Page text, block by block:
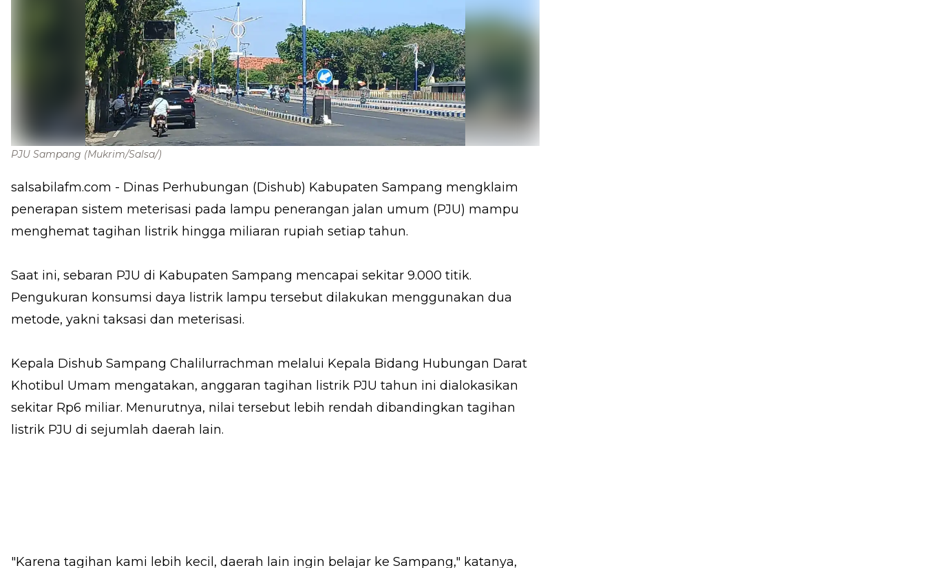
PJU Sampang (Mukrim/Salsa/)
salsabilafm.com - Dinas Perhubungan (Dishub) Kabupaten Sampang mengklaim
penerapan sistem meterisasi pada lampu penerangan jalan umum (PJU) mampu
menghemat tagihan listrik hingga miliaran rupiah setiap tahun.
Saat ini, sebaran PJU di Kabupaten Sampang mencapai sekitar 9.000 titik.
Pengukuran konsumsi daya listrik lampu tersebut dilakukan menggunakan dua
metode, yakni taksasi dan meterisasi.
Kepala Dishub Sampang Chalilurrachman melalui Kepala Bidang Hubungan Darat
Khotibul Umam mengatakan, anggaran tagihan listrik PJU tahun ini dialokasikan
sekitar Rp6 miliar. Menurutnya, nilai tersebut lebih rendah dibandingkan tagihan
listrik PJU di sejumlah daerah lain.
"Karena tagihan kami lebih kecil, daerah lain ingin belajar ke Sampang," katanya,